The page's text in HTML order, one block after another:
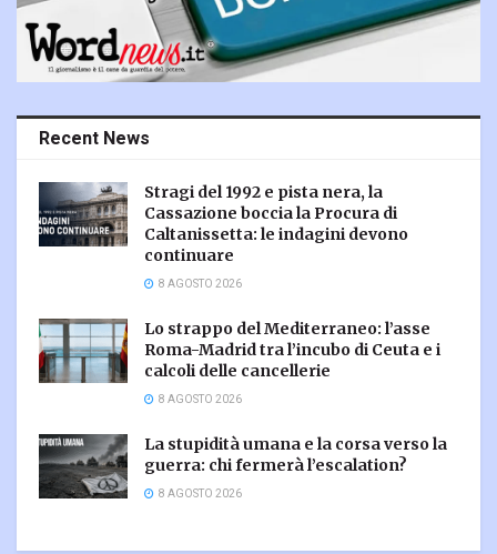
Recent News
Stragi del 1992 e pista nera, la
Cassazione boccia la Procura di
Caltanissetta: le indagini devono
continuare
8 AGOSTO 2026
Lo strappo del Mediterraneo: l’asse
Roma-Madrid tra l’incubo di Ceuta e i
calcoli delle cancellerie
8 AGOSTO 2026
La stupidità umana e la corsa verso la
guerra: chi fermerà l’escalation?
8 AGOSTO 2026